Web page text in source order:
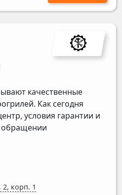
качественные
Как сегодня
условия гарантии и
обращении
корп. 1